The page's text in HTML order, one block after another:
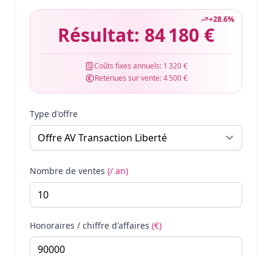
+28.6%
Résultat: 84 180 €
Coûts fixes annuels: 1 320 €
Retenues sur vente:4 500 €
Type d'offre
Nombre de ventes (/ an)
Honoraires / chiffre d'affaires (€)